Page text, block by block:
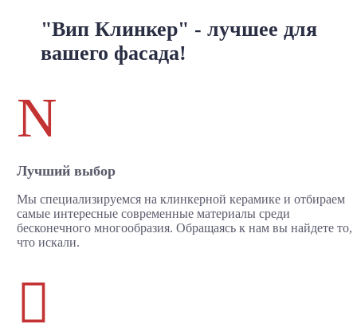
"Вип Клинкер" - лучшее для
вашего фасада!
N
Лучший выбор
Мы специализируемся на клинкерной керамике и отбираем
самые интересные современные материалы среди
бесконечного многообразия. Обращаясь к нам вы найдете то,
что искали.
